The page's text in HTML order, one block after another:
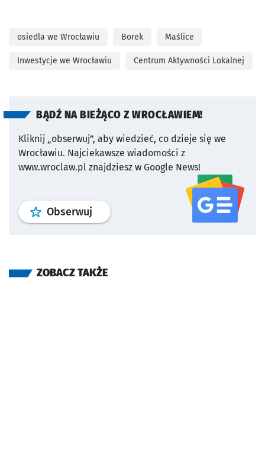
osiedla we Wrocławiu Borek Maślice
Inwestycje we Wrocławiu Centrum Aktywności Lokalnej
BĄDŹ NA BIEŻĄCO Z WROCŁAWIEM!
Kliknij „obserwuj”, aby wiedzieć, co dzieje się we
Wrocławiu. Najciekawsze wiadomości z
www.wroclaw.pl znajdziesz w Google News!
Obserwuj profil serwisu
ZOBACZ TAKŻE